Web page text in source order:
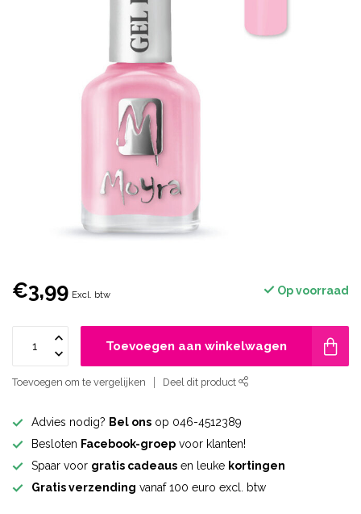
€3,99 Excl. btw Op voorraad
Toevoegen aan winkelwagen
Toevoegen om te vergelijken Deel dit product
Advies nodig? Bel ons op 046-4512389
Besloten Facebook-groep voor klanten!
Spaar voor gratis cadeaus en leuke kortingen
Gratis verzending vanaf 100 euro excl. btw